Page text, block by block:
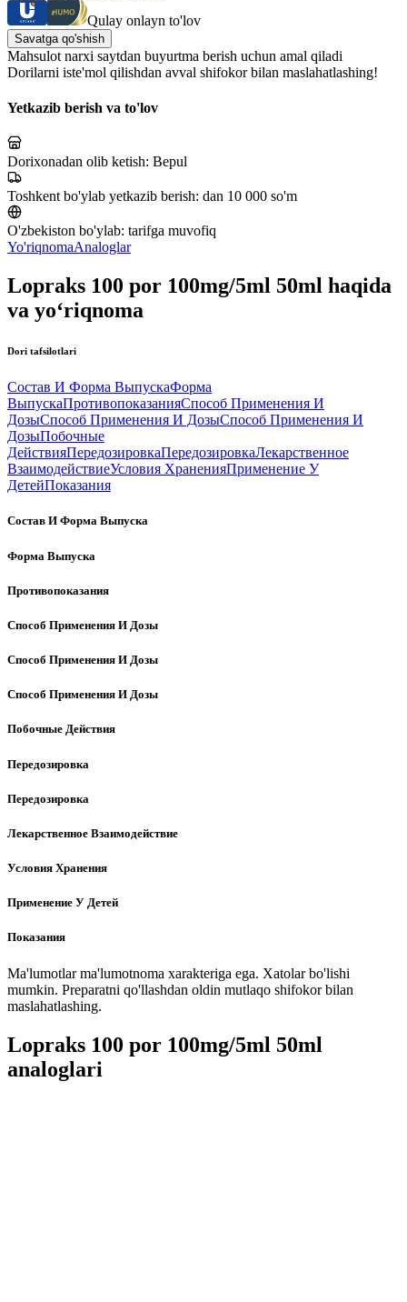
Qulay onlayn to'lov
Savatga qo'shish
Mahsulot narxi saytdan buyurtma berish uchun amal qiladi
Dorilarni iste'mol qilishdan avval shifokor bilan maslahatlashing!
Yetkazib berish va to'lov
Dorixonadan olib ketish: Bepul
Toshkent bo'ylab yetkazib berish: dan 10 000 so'm
O'zbekiston bo'ylab: tarifga muvofiq
Yo'riqnomaAnaloglar
Lopraks 100 por 100mg/5ml 50ml haqida
va yo‘riqnoma
Dori tafsilotlari
Состав И Форма ВыпускаФорма
ВыпускаПротивопоказанияСпособ Применения И
ДозыСпособ Применения И ДозыСпособ Применения И
ДозыПобочные
ДействияПередозировкаПередозировкаЛекарственное
ВзаимодействиеУсловия ХраненияПрименение У
ДетейПоказания
Состав И Форма Выпуска
Форма Выпуска
Противопоказания
Способ Применения И Дозы
Способ Применения И Дозы
Способ Применения И Дозы
Побочные Действия
Передозировка
Передозировка
Лекарственное Взаимодействие
Условия Хранения
Применение У Детей
Показания
Ma'lumotlar ma'lumotnoma xarakteriga ega. Xatolar bo'lishi
mumkin. Preparatni qo'llashdan oldin mutlaqo shifokor bilan
maslahatlashing.
Lopraks 100 por 100mg/5ml 50ml
analoglari